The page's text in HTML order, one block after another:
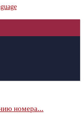
номера...